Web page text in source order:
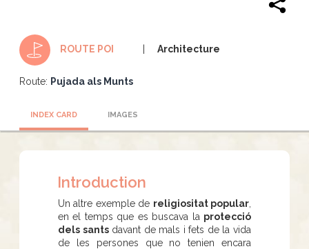
ROUTE POI Architecture
Route: Pujada als Munts
INDEX CARD IMAGES
Introduction
Un altre exemple de religiositat popular
en el temps que es buscava la protecció
dels santsdavant de mals i fets de la vida
de les persones que no tenien encara